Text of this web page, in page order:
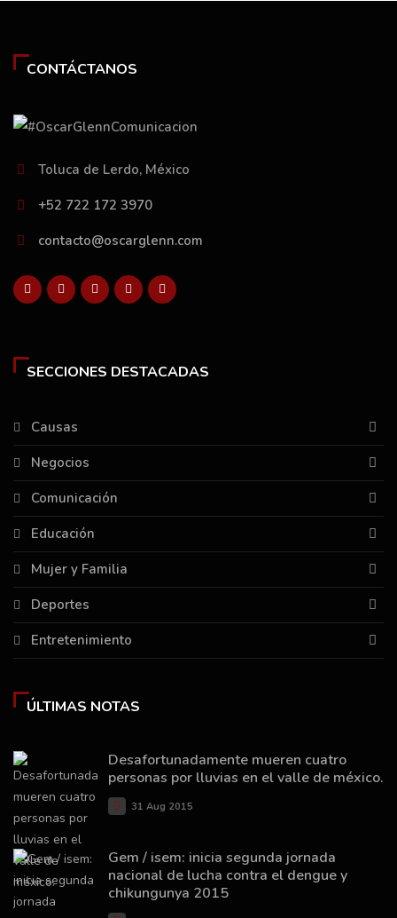
CONTÁCTANOS
Toluca de Lerdo, México
+52 722 172 3970
contacto@oscarglenn.com
SECCIONES DESTACADAS
Causas
Negocios
Comunicación
Educación
Mujer y Familia
Deportes
Entretenimiento
ÚLTIMAS NOTAS
Desafortunadamente mueren cuatro
personas por lluvias en el valle de méxico.
31 Aug 2015
Gem / isem: inicia segunda jornada
nacional de lucha contra el dengue y
chikungunya 2015